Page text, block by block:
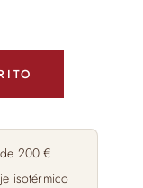
200 €
isotérmico